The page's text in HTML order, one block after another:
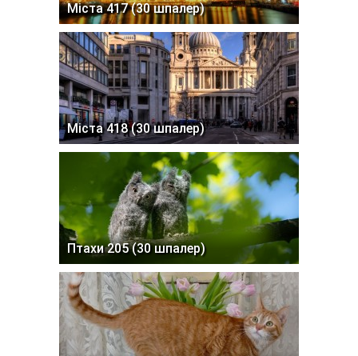
Міста 417 (30 шпалер)
Міста 418 (30 шпалер)
Птахи 205 (30 шпалер)